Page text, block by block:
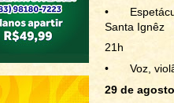
•
Santa Ignêz
21h
•
Voz,
29 de